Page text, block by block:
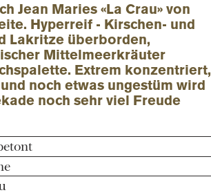
Jean Maries «La Crau» von
Hyperreif - Kirschen- und
Lakritze überborden,
Mittelmeerkräuter
Extrem konzentriert,
noch etwas ungestüm wird
noch sehr viel Freude